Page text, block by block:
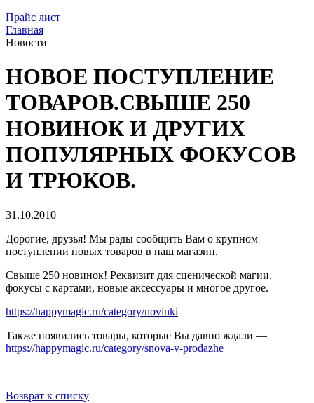
Прайс лист
Главная
Новости
НОВОЕ ПОСТУПЛЕНИЕ
ТОВАРОВ.СВЫШЕ 250
НОВИНОК И ДРУГИХ
ПОПУЛЯРНЫХ ФОКУСОВ
И ТРЮКОВ.
31.10.2010
Дорогие, друзья! Мы рады сообщить Вам о крупном
поступлении новых товаров в наш магазин.
Свыше 250 новинок! Реквизит для сценической магии,
фокусы с картами, новые аксессуары и многое другое.
https://happymagic.ru/category/novinki
Также появились товары, которые Вы давно ждали —
https://happymagic.ru/category/snova-v-prodazhe
Возврат к списку